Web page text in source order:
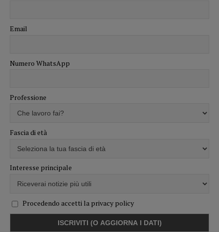
Email
Numero WhatsApp
Professione
Fascia di età
Interesse principale
Procedendo accetti la privacy policy